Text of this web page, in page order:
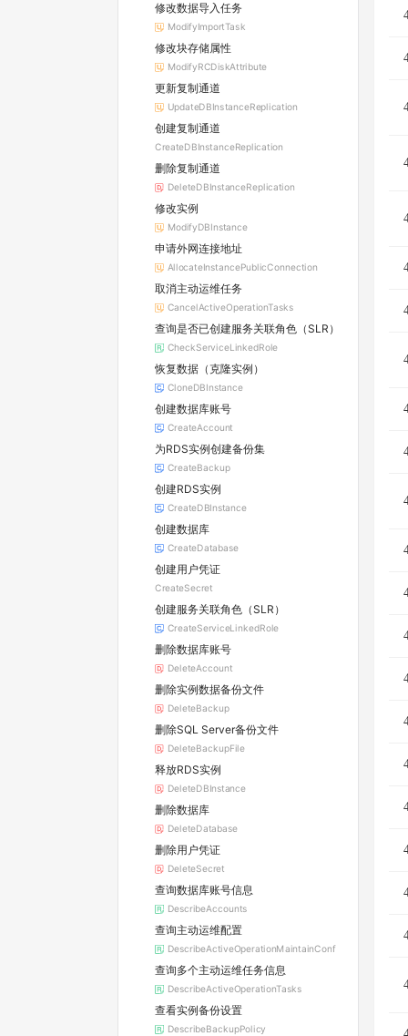
修改数据导入任务
ModifyImportTask
修改块存储属性
ModifyRCDiskAttribute
更新复制通道
UpdateDBInstanceReplication
创建复制通道
CreateDBInstanceReplication
删除复制通道
DeleteDBInstanceReplication
修改实例
ModifyDBInstance
申请外网连接地址
AllocateInstancePublicConnection
取消主动运维任务
CancelActiveOperationTasks
查询是否已创建服务关联角色（SLR）
CheckServiceLinkedRole
恢复数据（克隆实例）
CloneDBInstance
创建数据库账号
CreateAccount
为RDS实例创建备份集
CreateBackup
创建RDS实例
CreateDBInstance
创建数据库
CreateDatabase
创建用户凭证
CreateSecret
创建服务关联角色（SLR）
CreateServiceLinkedRole
删除数据库账号
DeleteAccount
删除实例数据备份文件
DeleteBackup
删除SQL Server备份文件
DeleteBackupFile
释放RDS实例
DeleteDBInstance
删除数据库
DeleteDatabase
删除用户凭证
DeleteSecret
查询数据库账号信息
DescribeAccounts
查询主动运维配置
DescribeActiveOperationMaintainConf
查询多个主动运维任务信息
DescribeActiveOperationTasks
查看实例备份设置
DescribeBackupPolicy